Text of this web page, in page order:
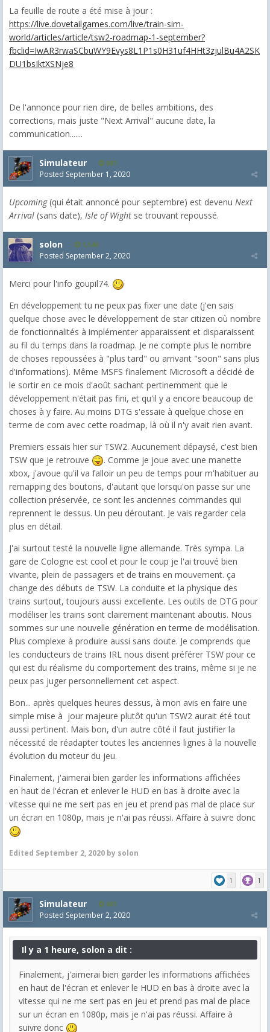
La feuille de route a été mise à jour :
https://live.dovetailgames.com/live/train-sim-
world/articles/article/tsw2-roadmap-1-september?
fbclid=IwAR3rwaSCbuWY9Evys8L1P1s0H31uf4HHt3zjulBu4A2SK
DU1bsIktXSNje8
De l'annonce pour rien dire, de belles ambitions, des
corrections, mais juste "Next Arrival" aucune date, la
communication.......
Simulateur 681
Posted September 1, 2020
Upcoming(qui était annoncé pour septembre) est devenu Next
Arrival (sans date), Isle of Wight se trouvant repoussé.
solon 1,548
Posted September 2, 2020
Merci pour l'info goupil74.
En développement tu ne peux pas fixer une date (j'en sais
quelque chose avec le développement de star citizen où nombre
de fonctionnalités à implémenter apparaissent et disparaissent
au fil du temps dans la roadmap. Je ne compte plus le nombre
de choses repoussées à "plus tard" ou arrivant "soon" sans plus
d'informations). Même MSFS finalement Microsoft a décidé de
le sortir en ce mois d'août sachant pertinemment que le
développement n'était pas fini, et qu'il y a encore beaucoup de
choses à y faire. Au moins DTG s'essaie à quelque chose en
terme de com avec cette roadmap, là où il n'y avait rien avant.
Premiers essais hier sur TSW2. Aucunement dépaysé, c'est bien
TSW que je retrouve
. Comme je joue avec une manette
xbox, j'avoue qu'il va falloir un peu de temps pour m'habituer au
remapping des boutons, d'autant que lorsqu'on passe sur une
collection préservée, ce sont les anciennes commandes qui
reprennent le dessus. Un peu déroutant. Je vais regarder cela
plus en détail.
J'ai surtout testé la nouvelle ligne allemande. Très sympa. La
gare de Cologne est cool et pour le coup je l'ai trouvé bien
vivante, plein de passagers et de trains en mouvement. ça
change des débuts de TSW. La conduite et la physique des
trains surtout, toujours aussi excellente. Les outils de DTG pour
modéliser les trains sont clairement maintenant aboutis. Nous
sommes sur une nouvelle génération en terme de modélisation.
Plus complexe à produire aussi sans doute. Je comprends que
les conducteurs de trains IRL nous disent préférer TSW pour ce
qui est du réalisme du comportement des trains, même si je ne
peux pas juger personnellement cet aspect.
Bon... après quelques heures dessus, à mon avis en faire une
simple mise à jour majeure plutôt qu'un TSW2 aurait été tout
aussi pertinent. Mais bon, d'un autre côté il faut justifier la
nécessité de réadapter toutes les anciennes lignes à la nouvelle
évolution du moteur du jeu.
Finalement, j'aimerai bien garder les informations affichées
en haut de l'écran et enlever le HUD en bas à droite avec la
vitesse qui ne me sert pas en jeu et prend pas mal de place sur
un écran en 1080p, mais je n'ai pas réussi. Affaire à suivre donc
Edited September 2, 2020 by solon
1 1
Simulateur 681
Posted September 2, 2020
Il y a 1 heure, solon a dit :
Finalement, j'aimerai bien garder les informations affichées
en haut de l'écran et enlever le HUD en bas à droite avec la
vitesse qui ne me sert pas en jeu et prend pas mal de place
sur un écran en 1080p, mais je n'ai pas réussi. Affaire à
suivre donc